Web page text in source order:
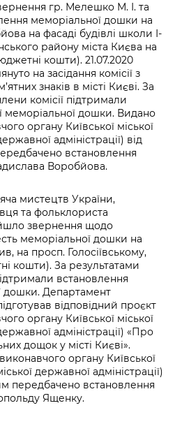
гр. Мелешко М. І. та
меморіальної дошки на
на фасаді будівлі школи І-
району міста Києва на
кошти). 21.07.2020
на засідання комісії з
знаків в місті Києві. За
комісії підтримали
меморіальної дошки. Видано
органу Київської міської
адміністрації) від
встановлення
Воробйова.
мистецтв України,
та фольклориста
звернення щодо
меморіальної дошки на
на просп. Голосіївському,
кошти). За результатами
встановлення
дошки. Департамент
відповідний проєкт
органу Київської міської
адміністрації) «Про
дощок у місті Києві».
органу Київської
державної адміністрації)
передбачено встановлення
Ященку.